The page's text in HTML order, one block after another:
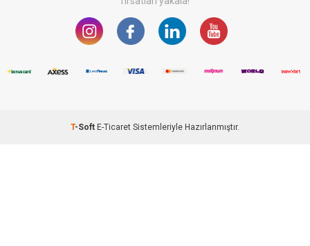
T-Soft E-Ticaret Sistemleriyle Hazırlanmıştır.